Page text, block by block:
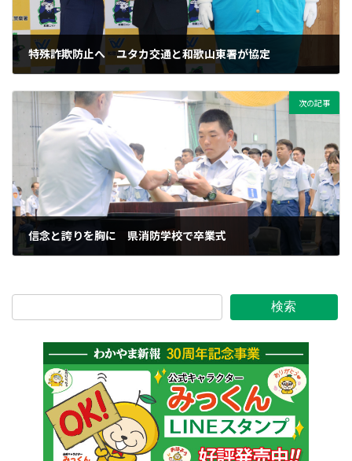
特殊詐欺防止へ ユタカ交通と和歌山東署が協定
次の記事
信念と誇りを胸に 県消防学校で卒業式
検索